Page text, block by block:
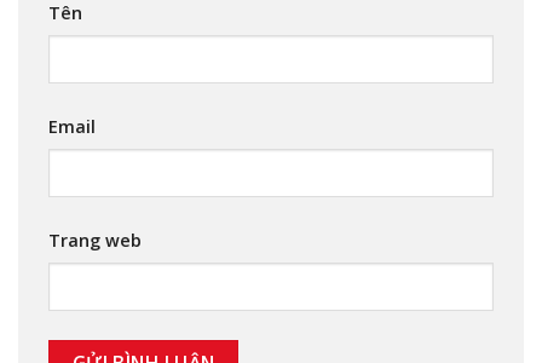
Tên
Email
Trang web